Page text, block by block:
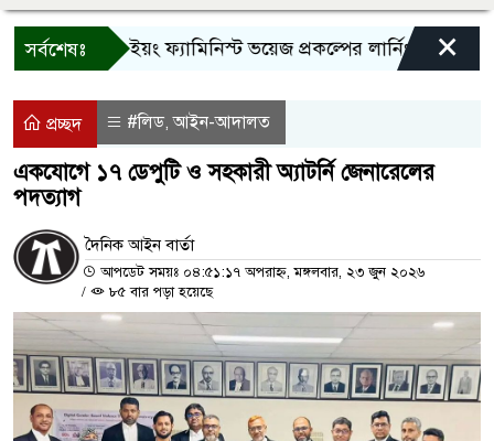
সর্বশেষঃ
বান্দরবানে ইয়ং ফ্যামিনিস্ট ভয়েজ প্রকল্পের লার্নিং শেয়ারিং
×
প্রচ্ছদ #লিড,আইন-আদালত
একযোগে ১৭ ডেপুটি ও সহকারী অ্যাটর্নি জেনারেলের
পদত্যাগ
দৈনিক আইন বার্তা
আপডেট সময়ঃ ০৪:৫১:১৭ অপরাহ্ন, মঙ্গলবার, ২৩ জুন ২০২৬
/
৮৫ বার পড়া হয়েছে